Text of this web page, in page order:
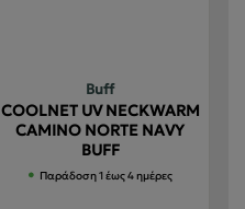
Buff
COOLNET UV NECKWARM
CAMINO NORTE NAVY
BUFF
Παράδοση 1 έως 4 ημέρες